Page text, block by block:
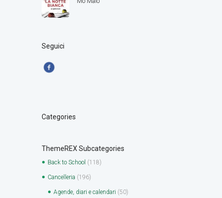
Seguici
Categories
ThemeREX Subcategories
Back to School (118)
Cancelleria (196)
Agende, diari e calendari (50)